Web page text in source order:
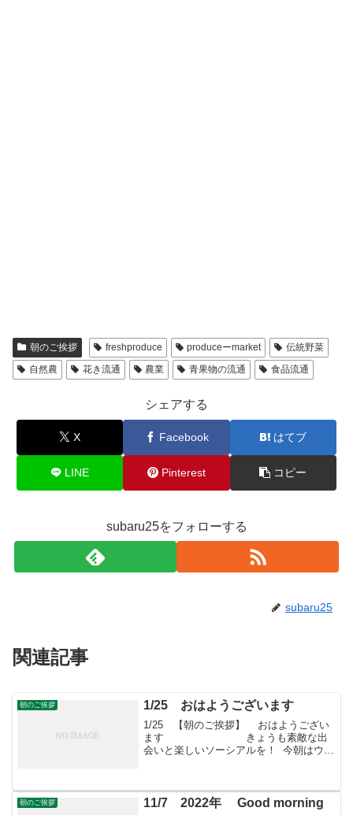
朝のご挨拶 freshproduce produceーmarket
伝統野菜
自然農
花き流通 農業 青果物の流通 食品流通
シェアする
X Facebook はてブ
LINE Pinterest コピー
subaru25をフォローする
subaru25
関連記事
朝のご挨拶 1/25 おはようございます
1/25 【朝のご挨拶】 おはようござい
ます きょうも素敵な出
会いと楽しいソーシアルを！ 今朝はウメ
朝のご挨拶 11/7 2022年 Good morning